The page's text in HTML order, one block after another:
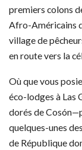
premiers colons
Afro-Américains
village de
en route vers la
Où que vous
éco-lodges à Las
dorés de
quelques-unes
de République